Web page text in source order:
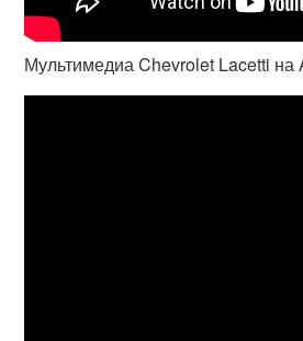
Мультимедиа Chevrolet Lacetti на